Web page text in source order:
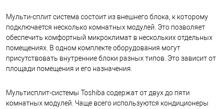
Мульти-сплит система состоит из внешнего блока, к которому
подключается несколько комнатных модулей. Это позволяет
обеспечить комфортный микроклимат в нескольких отдельных
помещениях. В одном комплекте оборудования могут
присутствовать внутренние блоки разных типов. Это зависит от
площади помещения и его назначения.
Мультисплит-системы Toshiba содержат от двух до пяти
комнатных модулей. Чаще всего используются кондиционеры